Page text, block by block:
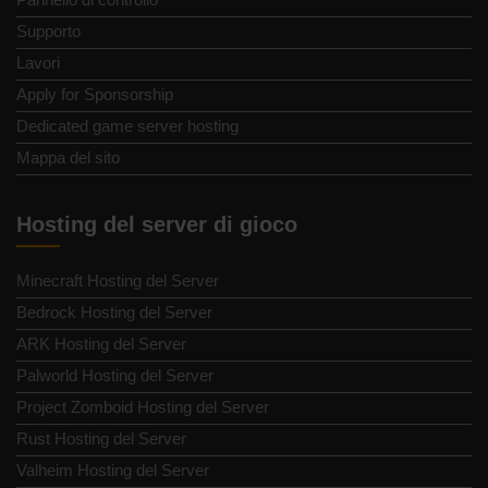
Supporto
Lavori
Apply for Sponsorship
Dedicated game server hosting
Mappa del sito
Hosting del server di gioco
Minecraft Hosting del Server
Bedrock Hosting del Server
ARK Hosting del Server
Palworld Hosting del Server
Project Zomboid Hosting del Server
Rust Hosting del Server
Valheim Hosting del Server